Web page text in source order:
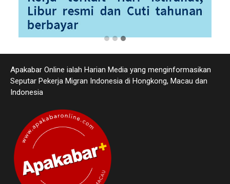
Apakabar Online ialah Harian Media yang menginformasikan
Seputar Pekerja Migran Indonesia di Hongkong, Macau dan
Indonesia